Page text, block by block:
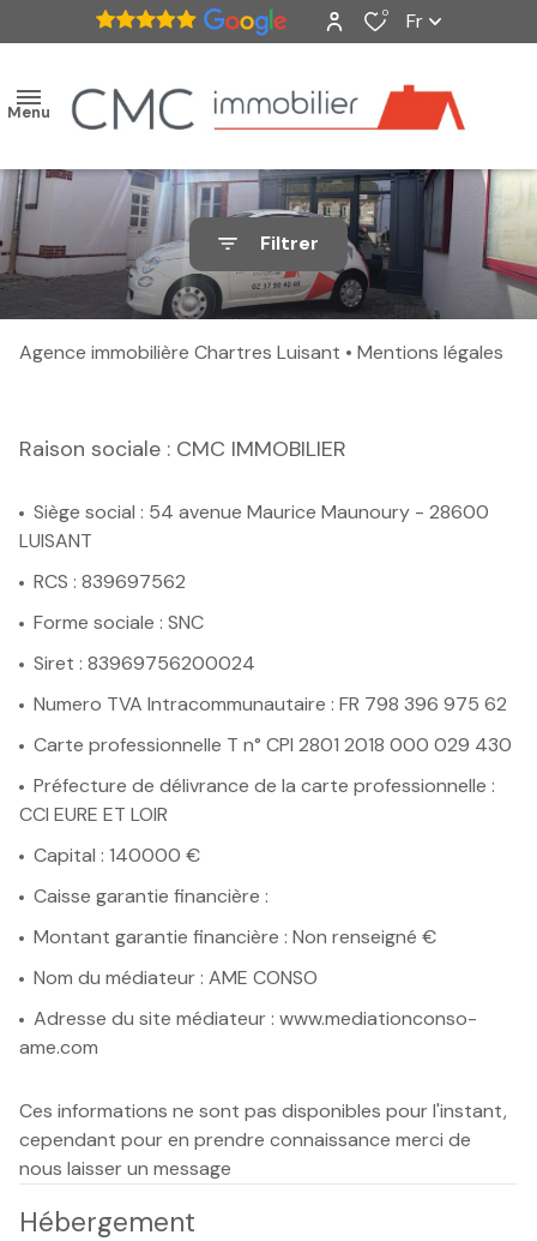
0 Fr
Menu
accueil
ventes
alerte
notre
agence
nos
honoraires
contact
Filtrer
Agence immobilière Chartres Luisant Mentions légales
Raison sociale : CMC IMMOBILIER
Siège social : 54 avenue Maurice Maunoury - 28600
LUISANT
RCS : 839697562
Forme sociale : SNC
Siret : 83969756200024
Numero TVA Intracommunautaire : FR 798 396 975 62
Carte professionnelle T n° CPI 2801 2018 000 029 430
Préfecture de délivrance de la carte professionnelle :
CCI EURE ET LOIR
Capital : 140000 €
Caisse garantie financière :
Montant garantie financière : Non renseigné €
Nom du médiateur : AME CONSO
Adresse du site médiateur : www.mediationconso-
ame.com
Ces informations ne sont pas disponibles pour l'instant,
cependant pour en prendre connaissance merci de
nous laisser un message
Hébergement